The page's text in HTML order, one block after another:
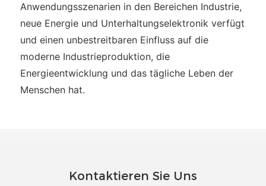
Anwendungsszenarien in den Bereichen Industrie,
neue Energie und Unterhaltungselektronik verfügt
und einen unbestreitbaren Einfluss auf die
moderne Industrieproduktion, die
Energieentwicklung und das tägliche Leben der
Menschen hat.
Kontaktieren Sie Uns